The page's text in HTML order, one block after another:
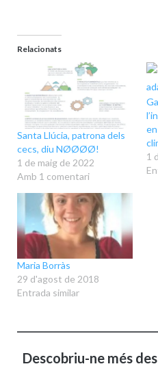
Relacionats
Santa Llúcia, patrona dels
cecs, diu NØØØØ!
1 de maig de 2022
Amb 1 comentari
1
Maria Borràs
29 d'agost de 2018
Entrada similar
Descobriu-ne més